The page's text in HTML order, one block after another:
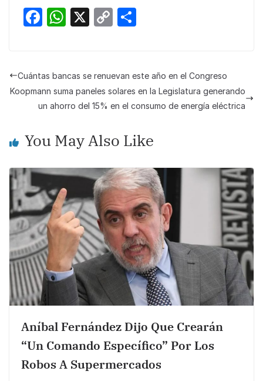
F
e
b
o
k
W
s
A
p
p
X
C
y
Li
n
e
Cuántas bancas se renuevan este año en el Congreso
Koopmann suma paneles solares en la Legislatura generando
un ahorro del 15% en el consumo de energía eléctrica
You May Also Like
Aníbal Fernández Dijo Que Crearán
“un Comando Específico” Por Los
Robos A Supermercados